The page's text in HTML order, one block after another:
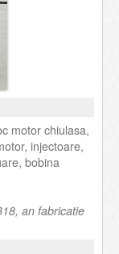
motor chiulasa,
injectoare,
bobina
an fabricatie